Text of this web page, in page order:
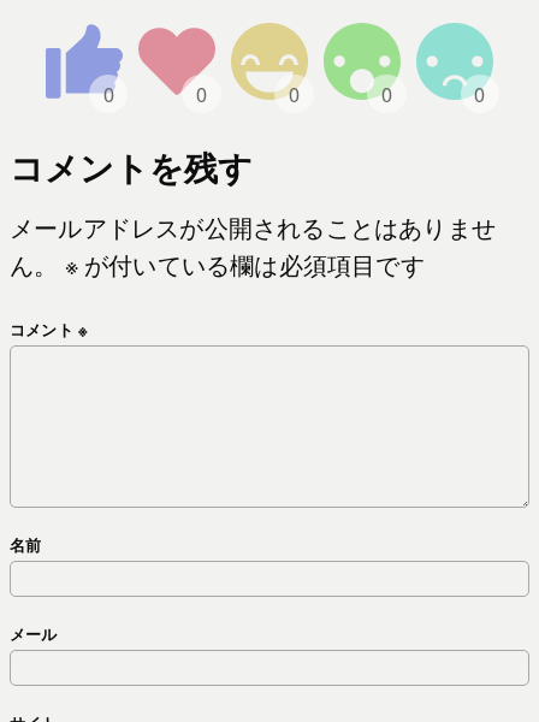
コメントを残す
メールアドレスが公開されることはありませ
ん。
※が付いている欄は必須項目です
コメント ※
名前
メール